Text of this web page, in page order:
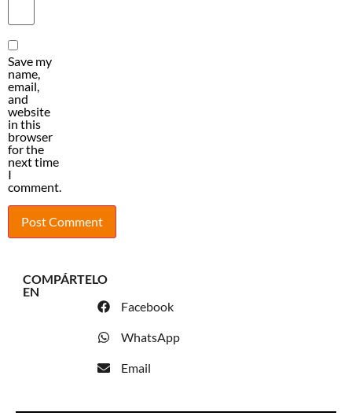
Save my
name,
email,
and
website
in this
browser
for the
next time
I
comment.
COMPÁRTELO
EN
Facebook
WhatsApp
Email